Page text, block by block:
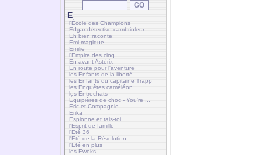
E
l'École des Champions
Edgar détective cambrioleur
Eh bien raconte
Emi magique
Emilie
l'Empire des cinq
En avant Astérix
En route pour l'aventure
les Enfants de la liberté
les Enfants du capitaine Trapp
les Enquêtes caméléon
les Entrechats
Équipières de choc - You're ...
Eric et Compagnie
Erika
Espionne et tais-toi
l'Esprit de famille
l'Eté 36
l'Eté de la Révolution
l'Eté en plus
les Ewoks